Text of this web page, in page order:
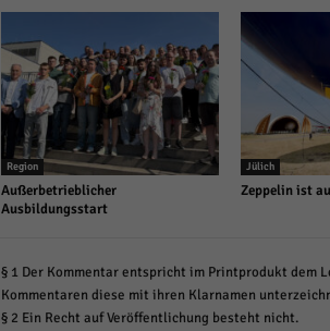
Region
Außerbetrieblicher
Ausbildungsstart
Jülich
Zeppelin ist
§ 1 Der Kommentar entspricht im Printprodukt dem
Kommentaren diese mit ihren Klarnamen
§ 2 Ein Recht auf Veröffentlichung besteht nicht.